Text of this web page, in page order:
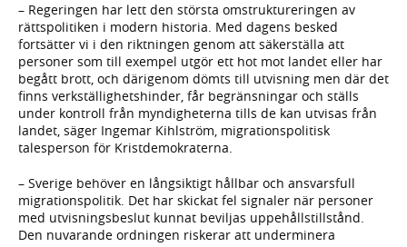
– Regeringen har lett den största omstruktureringen av
rättspolitiken i modern historia. Med dagens besked
fortsätter vi i den riktningen genom att säkerställa att
personer som till exempel utgör ett hot mot landet eller har
begått brott, och därigenom dömts till utvisning men där det
finns verkställighetshinder, får begränsningar och ställs
under kontroll från myndigheterna tills de kan utvisas från
landet, säger Ingemar Kihlström, migrationspolitisk
talesperson för Kristdemokraterna.
– Sverige behöver en långsiktigt hållbar och ansvarsfull
migrationspolitik. Det har skickat fel signaler när personer
med utvisningsbeslut kunnat beviljas uppehållstillstånd.
Den nuvarande ordningen riskerar att underminera